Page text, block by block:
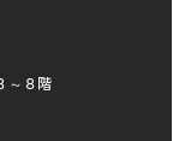
～８階